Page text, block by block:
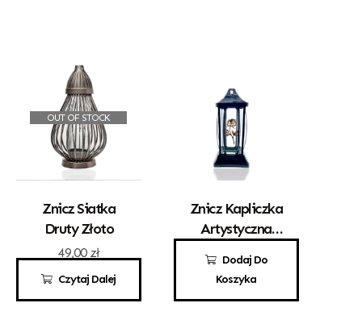
OUT OF STOCK
Czytaj Dalej
Znicz Siatka
Druty Złoto
49,00 zł
Dodaj Do
Koszyka
Znicz Kapliczka
Artystyczna
Czarna Z
Różyczką
49,00 zł